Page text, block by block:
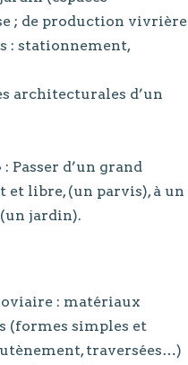
; de production vivrière
: stationnement,
architecturales d’un
Passer d’un grand
et libre, (un parvis), à un
jardin).
: matériaux
(formes simples et
traversées…)